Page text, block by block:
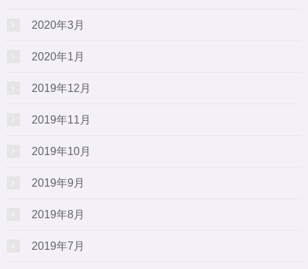
2020年3月
2020年1月
2019年12月
2019年11月
2019年10月
2019年9月
2019年8月
2019年7月